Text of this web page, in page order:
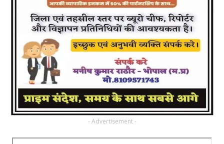
- Advertisement -